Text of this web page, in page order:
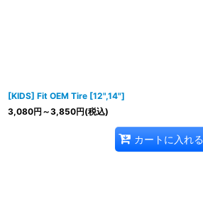
[KIDS] Fit OEM Tire [12",14"]
3,080円 ～3,850円(税込)
カートに入れる